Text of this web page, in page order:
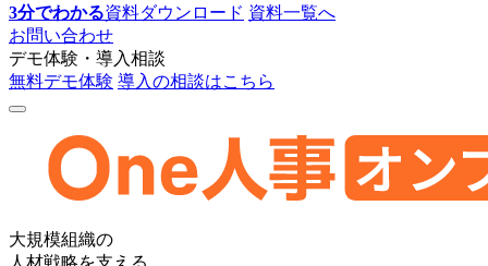
3分でわかる資料ダウンロード 資料一覧へ
お問い合わせ
デモ体験・導入相談
無料デモ体験 導入の相談はこちら
人
大規模組織の
人材戦略を支える